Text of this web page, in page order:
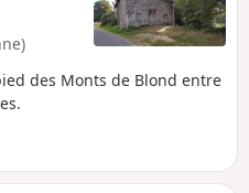
des Monts de Blond entre